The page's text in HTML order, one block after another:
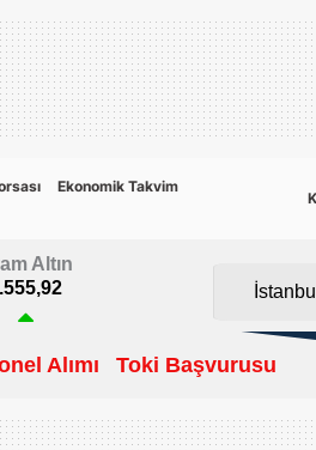
Ekonomik Takvim
Altın
İstanbul
Alımı Toki Başvurusu